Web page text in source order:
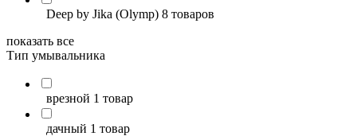
Deep by Jika (Olymp) 8 товаров
показать все
Тип умывальника
врезной 1 товар
дачный 1 товар